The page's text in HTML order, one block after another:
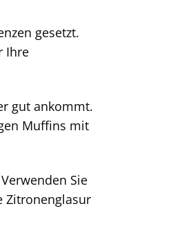
gesetzt.
Ihre
gut ankommt.
Muffins mit
Sie
Zitronenglasur